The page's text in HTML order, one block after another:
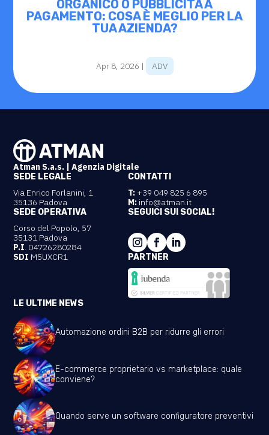
ORGANICO O PUBBLICITÀ A
PAGAMENTO: COSA È MEGLIO PER LA
TUA AZIENDA?
Apr 8, 2026 | ADV
Atman S.a.s. | Agenzia Digitale
SEDE LEGALE
Via Enrico Forlanini, 1
35136 Padova
SEDE OPERATIVA
Corso del Popolo, 57
35131 Padova
P.I . 04726280284
SDI M5UXCR1
CONTATTI
T: +39 049 825 6 895
M: info@atman.it
SEGUICI SUI SOCIAL!
PARTNER
LE ULTIME NEWS
Automazione ordini B2B per ridurre gli errori
E-commerce proprietario vs marketplace: quale
conviene?
Quando serve un software configuratore preventivi